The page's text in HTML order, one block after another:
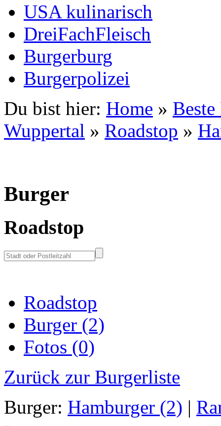
USA kulinarisch
DreiFachFleisch
Burgerburg
Burgerpolizei
Du bist hier: Home »
Wuppertal » Roadstop »
Burger
Roadstop
Roadstop
Burger (2)
Fotos (0)
Zurück zur Burgerliste
Burger: Hamburger (2) |